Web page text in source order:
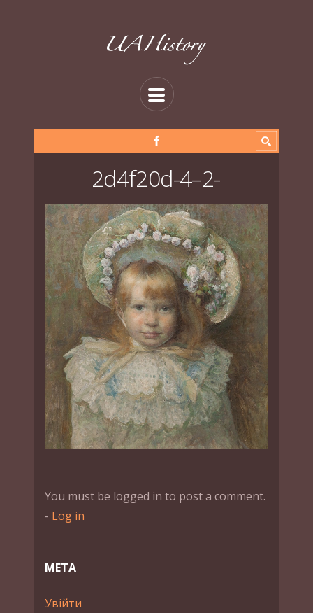
2d4f20d-4–2-
You must be logged in to post a comment.
- Log in
МЕТА
Увійти